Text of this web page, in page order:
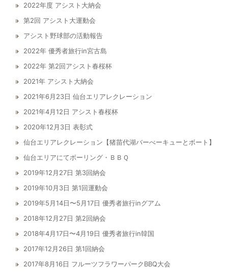
2022年度 アシスト大納会
第2回 アシスト大運動会
アシスト野球部の活動報告
2022年 優秀者旅行in宮古島
2022年 第2回アシスト春桜杯
2021年 アシスト大納会
2021年6月23日 仙台エリアレクレーション
2021年4月12日 アシスト春桜杯
2020年12月3日 表彰式
仙台エリアレクレーション【猪苗代湖バーべーキューとボート】
仙台エリアにてボーリング・ＢＢＱ
2019年12月27日 第3回納会
2019年10月3日 第1回運動会
2019年5月14日〜5月17日 優秀者旅行inグアム
2018年12月27日 第2回納会
2018年4月17日〜4月19日 優秀者旅行in韓国
2017年12月26日 第1回納会
2017年8月16日 フルーツフラワーパークBBQ大会